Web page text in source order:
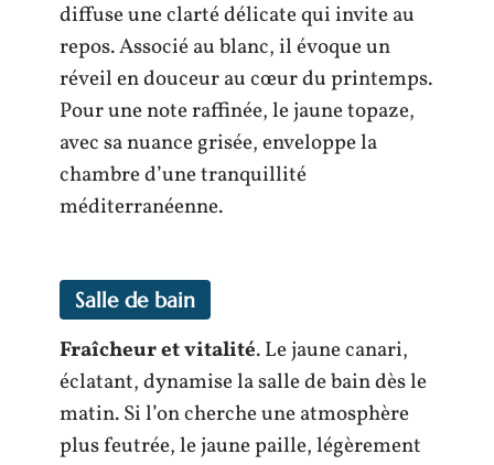
diffuse une clarté délicate qui invite au
repos. Associé au blanc, il évoque un
réveil en douceur au cœur du printemps.
Pour une note raffinée, le jaune topaze,
avec sa nuance grisée, enveloppe la
chambre d’une tranquillité
méditerranéenne.
Salle de bain
Fraîcheur et vitalité. Le jaune canari,
éclatant, dynamise la salle de bain dès le
matin. Si l’on cherche une atmosphère
plus feutrée, le jaune paille, légèrement